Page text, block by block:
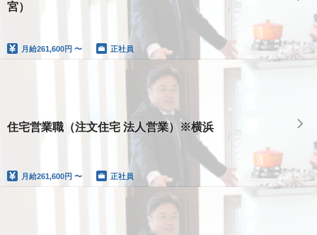
宮）
月給261,600円 〜 正社員
住宅営業職（注文住宅 法人営業）※横浜
月給261,600円 〜 正社員